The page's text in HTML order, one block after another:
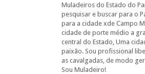
Muladeiros do Estado do
pesquisar e buscar para o
para a cidade xde Campo
cidade de porte médio a
central do Estado, Uma
paixão. Sou profissional
as cavalgadas, de modo
Sou Muladeiro!